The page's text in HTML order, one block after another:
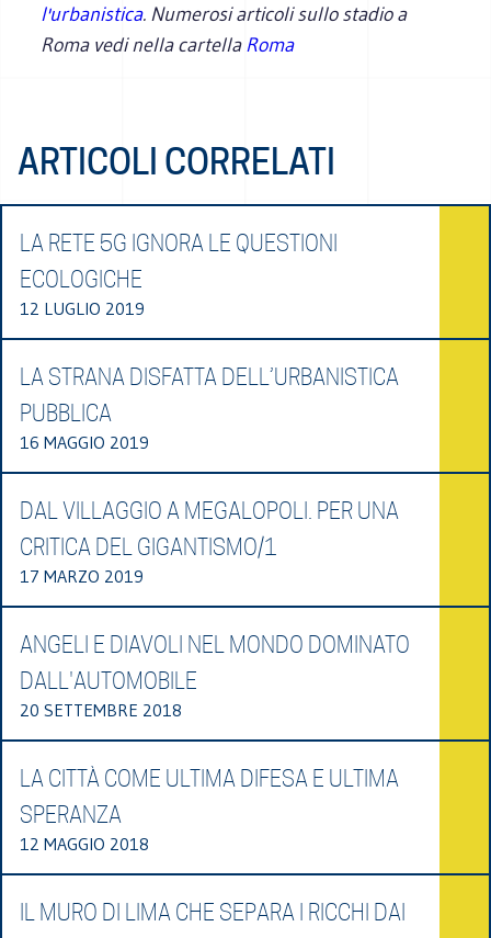
l'urbanistica. Numerosi articoli sullo stadio a
Roma vedi nella cartellaRoma
ARTICOLI CORRELATI
LA RETE 5G IGNORA LE QUESTIONI
ECOLOGICHE
12 LUGLIO 2019
LA STRANA DISFATTA DELL’URBANISTICA
PUBBLICA
16 MAGGIO 2019
DAL VILLAGGIO A MEGALOPOLI. PER UNA
CRITICA DEL GIGANTISMO/1
17 MARZO 2019
ANGELI E DIAVOLI NEL MONDO DOMINATO
DALL'AUTOMOBILE
20 SETTEMBRE 2018
LA CITTÀ COME ULTIMA DIFESA E ULTIMA
SPERANZA
12 MAGGIO 2018
IL MURO DI LIMA CHE SEPARA I RICCHI DAI